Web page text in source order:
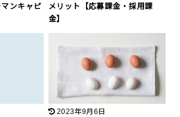
ンキャピ
メリット【応募課金・採用課
金】
2023年9月6日